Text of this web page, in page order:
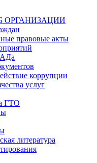
ОРГАНИЗАЦИИ
правовые акты
коррупции
услуг
ГТО
литература